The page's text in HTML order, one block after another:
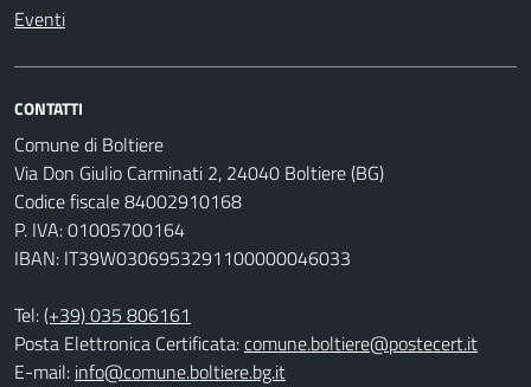
Eventi
CONTATTI
Comune di Boltiere
Via Don Giulio Carminati 2, 24040 Boltiere (BG)
Codice fiscale 84002910168
P. IVA: 01005700164
IBAN: IT39W0306953291100000046033
Tel:(+39) 035 806161
Posta Elettronica Certificata:comune.boltiere@postecert.it
E-mail: info@comune.boltiere.bg.it